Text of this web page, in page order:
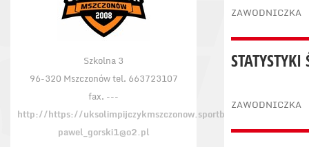
Szkolna 3
96-320 Mszczonów tel. 663723107
fax. ---
http://https://uksolimpijczykmszczonow.sportbm.com/
pawel_gorski1@o2.pl
ZAWODNICZKA
STATYSTYKI
ZAWODNICZKA